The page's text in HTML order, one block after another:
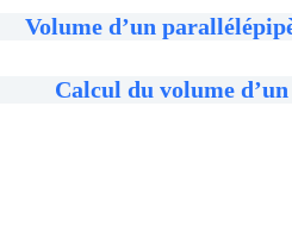
Volume d’un
Calcul du volume